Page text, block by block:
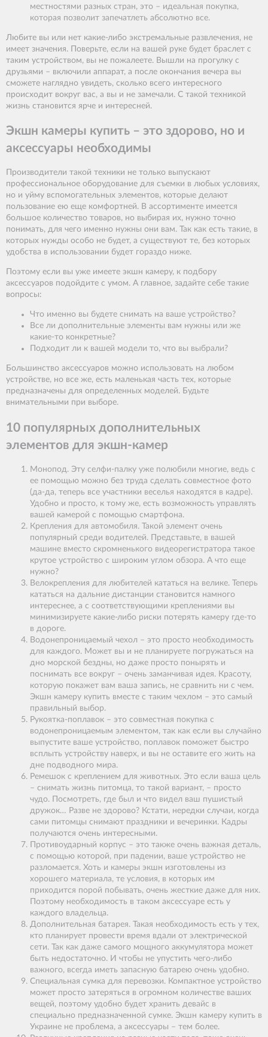
местностями разных стран, это – идеальная покупка,
которая позволит запечатлеть абсолютно все.
Любите вы или нет какие-либо экстремальные развлечения, не
имеет значения. Поверьте, если на вашей руке будет браслет с
таким устройством, вы не пожалеете. Вышли на прогулку с
друзьями – включили аппарат, а после окончания вечера вы
сможете наглядно увидеть, сколько всего интересного
происходит вокруг вас, а вы и не замечали. С такой техникой
жизнь становится ярче и интересней.
Экшн камеры купить – это здорово, но и
аксессуары необходимы
Производители такой техники не только выпускают
профессиональное оборудование для съемки в любых условиях,
но и уйму вспомогательных элементов, которые делают
пользование ею еще комфортней. В ассортименте имеется
большое количество товаров, но выбирая их, нужно точно
понимать, для чего именно нужны они вам. Так как есть такие, в
которых нужды особо не будет, а существуют те, без которых
удобства в использовании будет гораздо ниже.
Поэтому если вы уже имеете экшн камеру, к подбору
аксессуаров подойдите с умом. А главное, задайте себе такие
вопросы:
Что именно вы будете снимать на ваше устройство?
Все ли дополнительные элементы вам нужны или же
какие-то конкретные?
Подходит ли к вашей модели то, что вы выбрали?
Большинство аксессуаров можно использовать на любом
устройстве, но все же, есть маленькая часть тех, которые
предназначены для определенных моделей. Будьте
внимательными при выборе.
10 популярных дополнительных
элементов для экшн-камер
Монопод. Эту селфи-палку уже полюбили многие, ведь с
ее помощью можно без труда сделать совместное фото
(да-да, теперь все участники веселья находятся в кадре).
Удобно и просто, к тому же, есть возможность управлять
вашей камерой с помощью смартфона.
Крепления для автомобиля. Такой элемент очень
популярный среди водителей. Представьте, в вашей
машине вместо скромненького видеорегистратора такое
крутое устройство с широким углом обзора. А что еще
нужно?
Велокрепления для любителей кататься на велике. Теперь
кататься на дальние дистанции становится намного
интереснее, а с соответствующими креплениями вы
минимизируете какие-либо риски потерять камеру где-то
в дороге.
Водонепроницаемый чехол – это просто необходимость
для каждого. Может вы и не планируете погружаться на
дно морской бездны, но даже просто понырять и
поснимать все вокруг – очень заманчивая идея. Красоту,
которую покажет вам ваша запись, не сравнить ни с чем.
Экшн камеру купить вместе с таким чехлом – это самый
правильный выбор.
Рукоятка-поплавок – это совместная покупка с
водонепроницаемым элементом, так как если вы случайно
выпустите ваше устройство, поплавок поможет быстро
всплыть устройству наверх, и вы не оставите его жить на
дне подводного мира.
Ремешок с креплением для животных. Это если ваша цель
– снимать жизнь питомца, то такой вариант, – просто
чудо. Посмотреть, где был и что видел ваш пушистый
дружок… Разве не здорово? Кстати, нередки случаи, когда
сами питомцы снимают праздники и вечеринки. Кадры
получаются очень интересными.
Противоударный корпус – это также очень важная деталь,
с помощью которой, при падении, ваше устройство не
разломается. Хоть и камеры экшн изготовлены из
хорошего материала, те условия, в которых им
приходится порой побывать, очень жесткие даже для них.
Поэтому необходимость в таком аксессуаре есть у
каждого владельца.
Дополнительная батарея. Такая необходимость есть у тех,
кто планирует провести время вдали от электрической
сети. Так как даже самого мощного аккумулятора может
быть недостаточно. И чтобы не упустить чего-либо
важного, всегда иметь запасную батарею очень удобно.
Специальная сумка для перевозки. Компактное устройство
может просто затеряться в огромном количестве ваших
вещей, поэтому удобно будет хранить девайс в
специально предназначенной сумке. Экшн камеру купить в
Украине не проблема, а аксессуары – тем более.